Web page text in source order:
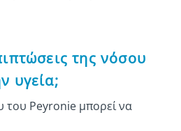
της νόσου
υγεία;
του Peyronie μπορεί να